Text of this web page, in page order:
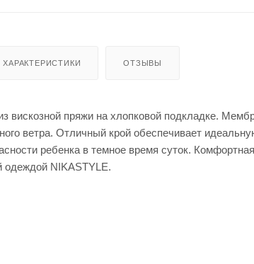
ХАРАКТЕРИСТИКИ ОТЗЫВЫ
пряжи на хлопковой подкладке.
ветра. Отличный крой обеспечивает
ребенка в темное время суток.
одеждой NIKASTYLE.